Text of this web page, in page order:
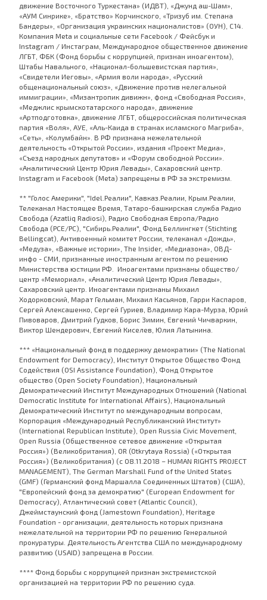
движение Восточного Туркестана» (ИДВТ), «Джунд аш-Шам»,
«АУМ Синрике», «Братство» Корчинского, «Тризуб им. Степана
Бандеры», «Организация украинских националистов» (ОУН), С14.
Компания Meta и социальные сети Facebook / Фейсбук и
Instagram / Инстаграм, Международное общественное движение
ЛГБТ, ФБК (Фонд борьбы с коррупцией, признан иноагентом),
Штабы Навального, «Национал-большевистская партия»,
«Свидетели Иеговы», «Армия воли народа», «Русский
общенациональный союз», «Движение против нелегальной
иммиграции», «Мизантропик дивижн», фонд «Свободная Россия»,
«Меджлис крымскотатарского народа», движение
«Артподготовка», движение ЛГБТ, общероссийская политическая
партия «Воля», АУЕ, «Аль-Каида в странах исламского Магриба»,
«Сеть», «Колумбайн». В РФ признана нежелательной
деятельность «Открытой России», издания «Проект Медиа»,
«Съезд народных депутатов» и «Форум свободной России».
«Аналитический Центр Юрия Левады», Сахаровский центр.
Instagram и Facebook (Metа) запрещены в РФ за экстремизм.
** "Голос Америки", "Idel.Реалии", Кавказ.Реалии, Крым.Реалии,
Телеканал Настоящее Время, Татаро-башкирская служба Радио
Свобода (Azatliq Radiosi), Радио Свободная Европа/Радио
Свобода (PCE/PC), "Сибирь.Реалии", Фонд Беллингкет (Stichting
Bellingcat), Антивоенный комитет России, телеканал «Дождь»,
«Медуза», «Важные истории», The Insider, «Медиазона», ОВД-
инфо - СМИ, признанные иностранным агентом по решению
Министерства юстиции РФ. Иноагентами признаны общество/
центр «Мемориал», «Аналитический Центр Юрия Левады»,
Сахаровский центр. Иноагентами признаны Михаил
Ходорковский, Марат Гельман, Михаил Касьянов, Гарри Каспаров,
Сергей Алексашенко, Сергей Гуриев, Владимир Кара-Мурза, Юрий
Пивоваров, Дмитрий Гудков, Борис Зимин, Евгений Чичваркин,
Виктор Шендерович, Евгений Киселев, Юлия Латынина.
*** «Национальный фонд в поддержку демократии» (The National
Endowment for Democracy), Институт Открытое Общество Фонд
Содействия (OSI Assistance Foundation), Фонд Открытое
общество (Open Society Foundation), Национальный
Демократический Институт Международных Отношений (National
Democratic Institute for International Affairs), Национальный
Демократический Институт по международным вопросам,
Корпорация «Международный Республиканский Институт»
(International Republican Institute), Open Russia Civic Movement,
Open Russia (Общественное сетевое движение «Открытая
Россия») (Великобритания), OR (Otkrytaya Rossia) («Открытая
Россия») (Великобритания) (с 08.11.2018 – HUMAN RIGHTS PROJECT
MANAGEMENT), The German Marshall Fund of the United States
(GMF) (Германский фонд Маршалла Соединенных Штатов) (США),
"Европейский фонд за демократию" (European Endowment for
Democracy), Атлантический совет (Atlantic Council),
Джеймстаунский фонд (Jamestown Foundation), Heritage
Foundation - организации, деятельность которых признана
нежелательной на территории РФ по решению Генеральной
прокуратуры. Деятельность Агентства США по международному
развитию (USAID) запрещена в России.
**** Фонд борьбы с коррупцией признан экстремистской
организацией на территории РФ по решению суда.